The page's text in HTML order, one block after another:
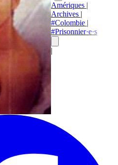
Amériques |
Archives |
#Colombie |
#Prisonnier·e·s
|